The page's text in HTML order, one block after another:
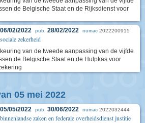
de Belgische Staat en de Rijksdienst voor
06/02/2022 pub. 28/02/2022 numac 2022200915
zekerheid
van de tweede aanpassing van de vijfde
de Belgische Staat en de Hulpkas voor
05 mei 2022
05/05/2022 pub. 30/06/2022 numac 2022032444
zaken en federale overheidsdienst justitie